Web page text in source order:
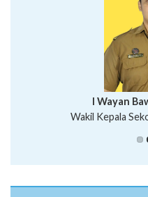
Putu
I Wayan
Wakil Kepala
I Wayan Gede
Ni Wayan